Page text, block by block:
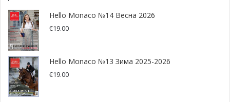
Hello Monaco №14 Весна 2026
€19.00
Hello Monaco №13 Зима 2025-2026
€19.00